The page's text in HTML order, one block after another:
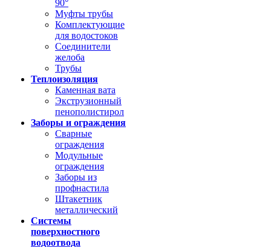
90°
Муфты трубы
Комплектующие
для водостоков
Соединители
желоба
Трубы
Теплоизоляция
Каменная вата
Экструзионный
пенополистирол
Заборы и ограждения
Сварные
ограждения
Модульные
ограждения
Заборы из
профнастила
Штакетник
металлический
Системы
поверхностного
водоотвода